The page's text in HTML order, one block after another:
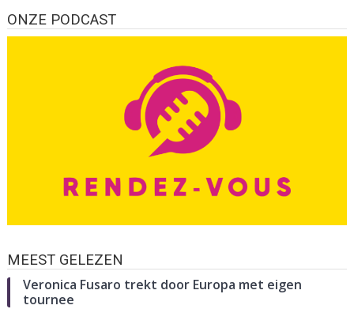
ONZE PODCAST
MEEST GELEZEN
Veronica Fusaro trekt door Europa met eigen
tournee